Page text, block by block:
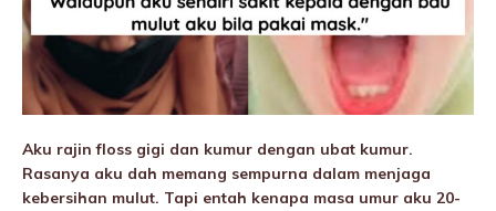
Aku rajin floss gigi dan kumur dengan ubat kumur.
Rasanya aku dah memang sempurna dalam menjaga
kebersihan mulut. Tapi entah kenapa masa umur aku 20-